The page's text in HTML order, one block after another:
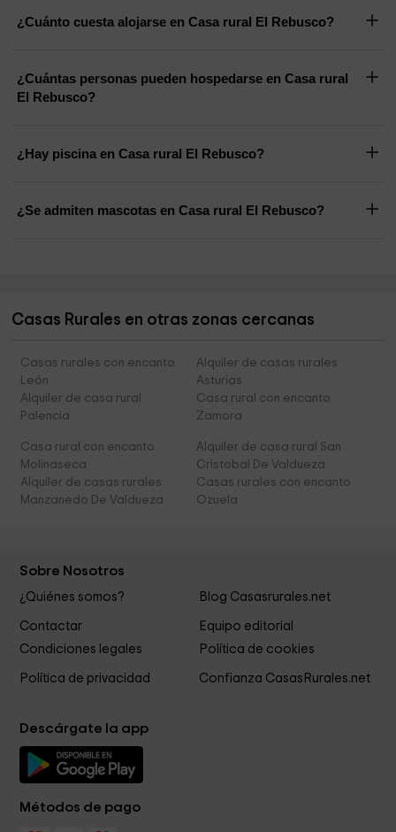
¿Cuánto cuesta alojarse en Casa rural El Rebusco?
¿Cuántas personas pueden hospedarse en Casa rural
El Rebusco?
¿Hay piscina en Casa rural El Rebusco?
¿Se admiten mascotas en Casa rural El Rebusco?
Casas Rurales en otras zonas cercanas
Casas rurales con encanto
León
Alquiler de casas rurales
Asturias
Alquiler de casa rural
Palencia
Casa rural con encanto
Zamora
Casa rural con encanto
Molinaseca
Alquiler de casa rural San
Cristobal De Valdueza
Alquiler de casas rurales
Manzanedo De Valdueza
Casas rurales con encanto
Ozuela
Sobre Nosotros
¿Quiénes somos? Blog Casasrurales.net
Contactar
Equipo editorial
Condiciones legales
Política de cookies
Política de privacidad Confianza CasasRurales.net
Descárgate la app
Métodos de pago